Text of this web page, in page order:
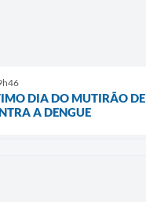
DIA DO MUTIRÃO DE
A DENGUE